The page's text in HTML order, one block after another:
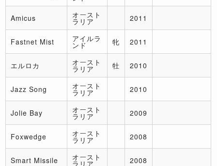
Amicus オースト
ラリア 2011
Fastnet Mist アイルラ
ンド 牝 2011
エルロカ オースト
ラリア 牡 2010
Jazz Song オースト
ラリア 2010
Jolie Bay オースト
ラリア 2009
Foxwedge オースト
ラリア 2008
Smart Missile オースト
ラリア 2008